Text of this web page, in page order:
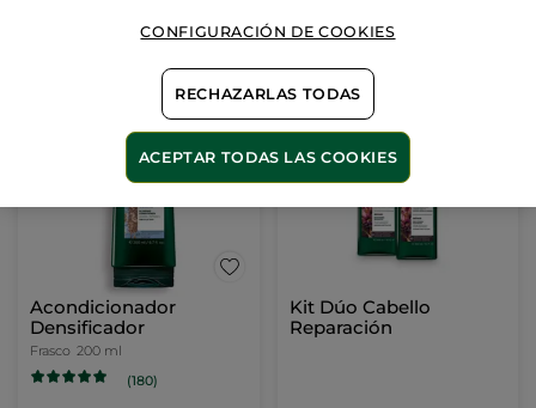
AÑADIR A MI
CESTA
Acondicionador
Densificador
Frasco 200 ml
(180)
Kit Dúo Cabello
Reparación
CONFIGURACIÓN DE COOKIES
RECHAZARLAS TODAS
ACEPTAR TODAS LAS COOKIES